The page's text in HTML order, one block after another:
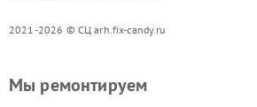
2021-2026 © СЦ arh.fix-candy.ru
Мы ремонтируем